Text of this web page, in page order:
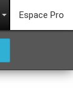
Espace Pro